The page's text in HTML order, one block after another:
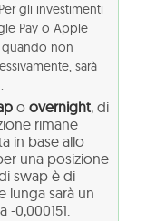
gli investimenti
Pay o Apple
quando non
sarà
o overnight, di
rimane
in base allo
una posizione
swap è di
lunga sarà un
0,000151.